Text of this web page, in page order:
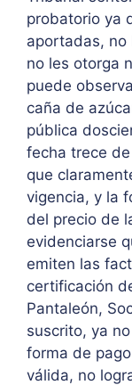
probatorio ya
aportadas, no
no les otorga
puede
caña de
pública
fecha trece
que
vigencia, y la
del precio de
evidenciarse
emiten las
certificación
Pantaleón,
suscrito, ya
forma de
válida, no